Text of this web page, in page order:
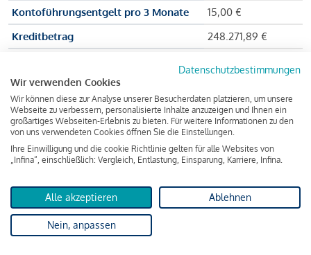
Kontoführungsentgelt pro 3 Monate
15,00 €
Kreditbetrag
248.271,89 €
Zu zahlender Gesamtbetrag
Kreditvermittler
INFINA Credit
Broker GmbH
von 237.000 Euro ausgezahlt, um die Wohnung zu kaufen.
Darüber hinaus fallen aber noch einige Gebühren an (z. B. die
Grundbucheintragungsgebühr), sodass die Bank den
Datenschutzbestimmungen
Wir verwenden Cookies
Wir können diese zur Analyse unserer Besucherdaten platzieren, um unsere
Webseite zu verbessern, personalisierte Inhalte anzuzeigen und Ihnen ein
großartiges Webseiten-Erlebnis zu bieten. Für weitere Informationen zu den
von uns verwendeten Cookies öffnen Sie die Einstellungen.
Ihre Einwilligung und die cookie Richtlinie gelten für alle Websites von
„Infina“, einschließlich: Vergleich, Entlastung, Einsparung, Karriere, Infina.
Alle akzeptieren Ablehnen
Nein, anpassen